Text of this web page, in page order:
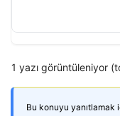
1 yazı görüntüleniyor
Bu konuyu yanıtlamak